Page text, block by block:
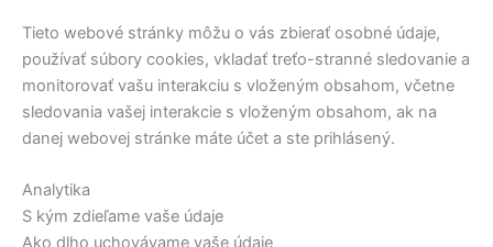
Tieto webové stránky môžu o vás zbierať osobné údaje,
používať súbory cookies, vkladať treťo-stranné sledovanie a
monitorovať vašu interakciu s vloženým obsahom, včetne
sledovania vašej interakcie s vloženým obsahom, ak na
danej webovej stránke máte účet a ste prihlásený.
Analytika
S kým zdieľame vaše údaje
Ako dlho uchovávame vaše údaje